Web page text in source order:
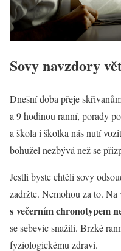
Sovy navzdory
Dnešní doba přeje
a 9 hodinou ranní, porady
a škola i školka nás nutí
bohužel nezbývá než se
Jestli byste chtěli sovy
zadržte. Nemohou za to.
s večerním chronotypem
se sebevíc snažili. Brzké
fyziologickému zdraví.